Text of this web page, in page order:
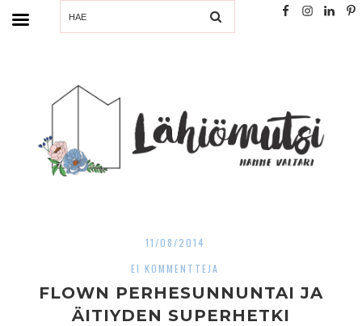
SEARCH
11/08/2014
EI KOMMENTTEJA
FLOWN PERHESUNNUNTAI JA
ÄITIYDEN SUPERHETKI